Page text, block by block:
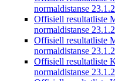
normaldistanse
Offisiell resultatliste
normaldistanse
Offisiell resultatliste
normaldistanse
Offisiell resultatliste
normaldistanse